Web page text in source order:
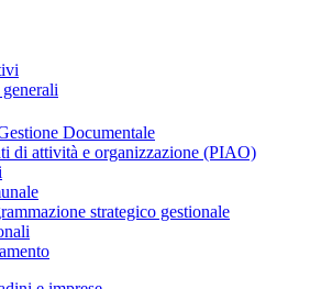
Documentale
di attività e organizzazione (PIAO)
strategico gestionale